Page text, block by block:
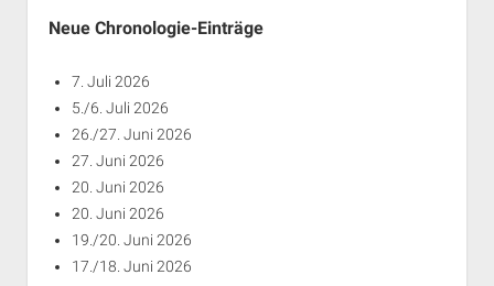
Neue Chronologie-Einträge
7. Juli 2026
5./6. Juli 2026
26./27. Juni 2026
27. Juni 2026
20. Juni 2026
20. Juni 2026
19./20. Juni 2026
17./18. Juni 2026